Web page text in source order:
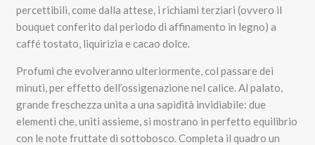
percettibili, come dalla attese, i richiami terziari (ovvero il
bouquet conferito dal periodo di affinamento in legno) a
caffé tostato, liquirizia e cacao dolce.
Profumi che evolveranno ulteriormente, col passare dei
minuti, per effetto dell’ossigenazione nel calice. Al palato,
grande freschezza unita a una sapidità invidiabile: due
elementi che, uniti assieme, si mostrano in perfetto equilibrio
con le note fruttate di sottobosco. Completa il quadro un